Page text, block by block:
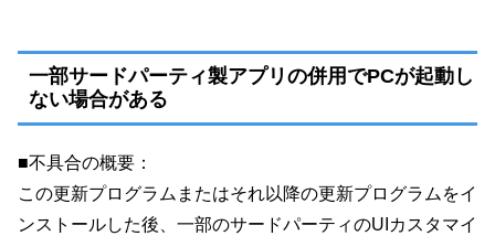
一部サードパーティ製アプリの併用でPCが起動し
ない場合がある
■不具合の概要：
この更新プログラムまたはそれ以降の更新プログラムをイ
ンストールした後、一部のサードパーティのUIカスタマイ